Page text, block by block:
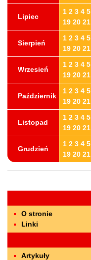
O stronie
Linki
Artykuły
Lipiec
1 2 3 4 5
19 20 21
Sierpień
1 2 3 4 5
19 20 21
Wrzesień
1 2 3 4 5
19 20 21
Październik
1 2 3 4 5
19 20 21
Listopad
1 2 3 4 5
19 20 21
Grudzień
1 2 3 4 5
19 20 21